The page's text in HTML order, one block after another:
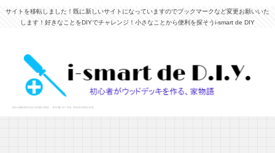
サイトを移転しました！既に新しいサイトになっていますのでブックマークなど変更お願いいた
します！好きなことをDIYでチャレンジ！小さなことから便利を探そうi-smart de DIY